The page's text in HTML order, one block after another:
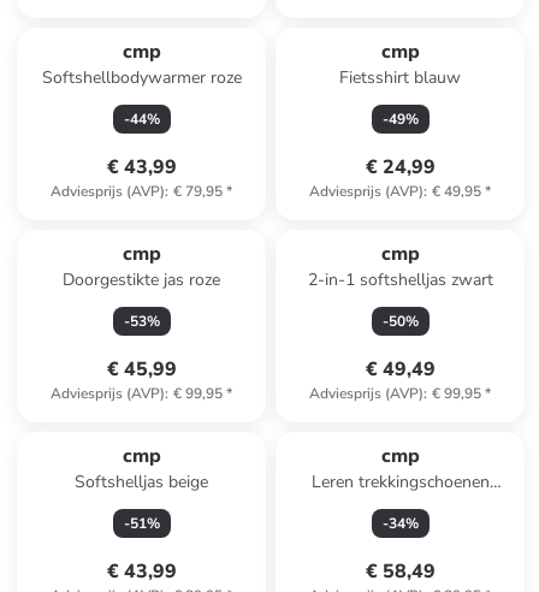
cmp
Softshellbodywarmer roze
-44%
€ 43,99
Adviesprijs (AVP): € 79,95*
cmp
Fietsshirt blauw
-49%
€ 24,99
Adviesprijs (AVP): € 49,95*
cmp
Doorgestikte jas roze
-53%
€ 45,99
Adviesprijs (AVP): € 99,95*
cmp
2-in-1 softshelljas zwart
-50%
€ 49,49
Adviesprijs (AVP): € 99,95*
cmp
Softshelljas beige
-51%
€ 43,99
cmp
Leren trekkingschoenen
"Rigel" lichtblauw
-34%
€ 58,49